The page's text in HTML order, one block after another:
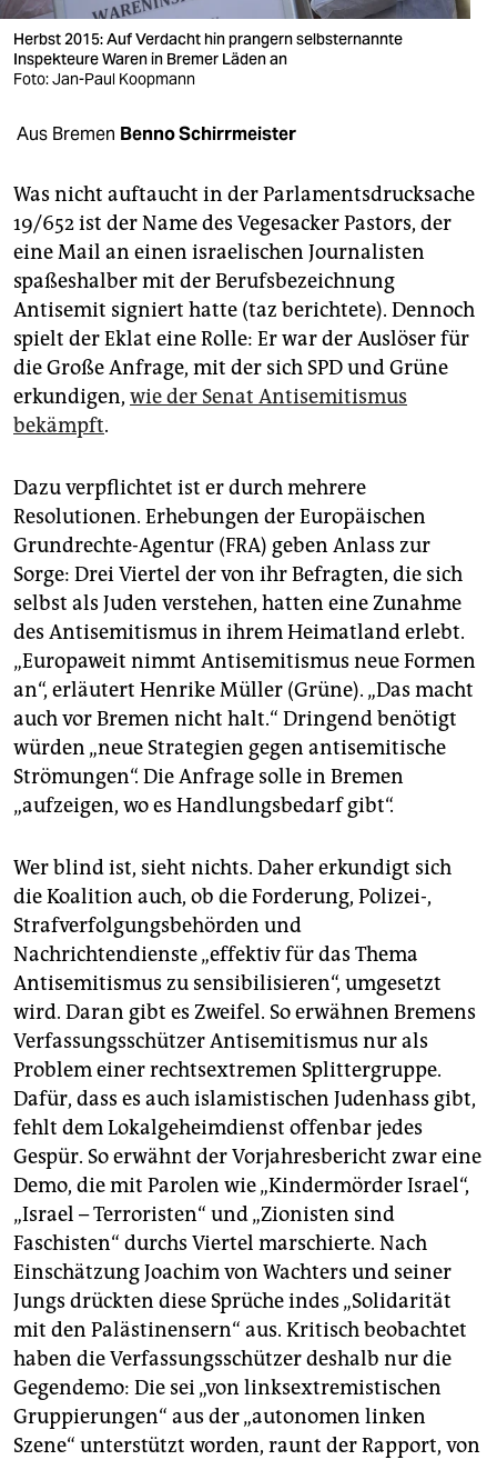
verlag
verlag
shop
fragen & hilfe
unterstützen
abo
genossenschaft
epaper login
Herbst 2015: Auf Verdacht hin prangern selbsternannte
Inspekteure Waren in Bremer Läden an
Foto: Jan-Paul Koopmann
Aus Bremen Benno Schirrmeister
Was nicht auftaucht in der Parlamentsdrucksache
19/652 ist der Name des Vegesacker Pastors, der
eine Mail an einen israelischen Journalisten
spaßeshalber mit der Berufsbezeichnung
Antisemit signiert hatte (taz berichtete). Dennoch
spielt der Eklat eine Rolle: Er war der Auslöser für
die Große Anfrage, mit der sich SPD und Grüne
erkundigen, wie der Senat Antisemitismus
bekämpft.
Dazu verpflichtet ist er durch mehrere
Resolutionen. Erhebungen der Europäischen
Grundrechte-Agentur (FRA) geben Anlass zur
Sorge: Drei Viertel der von ihr Befragten, die sich
selbst als Juden verstehen, hatten eine Zunahme
des Antisemitismus in ihrem Heimatland erlebt.
„Europaweit nimmt Antisemitismus neue Formen
an“, erläutert Henrike Müller (Grüne). „Das macht
auch vor Bremen nicht halt.“ Dringend benötigt
würden „neue Strategien gegen antisemitische
Strömungen“. Die Anfrage solle in Bremen
„aufzeigen, wo es Handlungsbedarf gibt“.
Wer blind ist, sieht nichts. Daher erkundigt sich
die Koalition auch, ob die Forderung, Polizei-,
Strafverfolgungsbehörden und
Nachrichtendienste „effektiv für das Thema
Antisemitismus zu sensibilisieren“, umgesetzt
wird. Daran gibt es Zweifel. So erwähnen Bremens
Verfassungsschützer Antisemitismus nur als
Problem einer rechtsextremen Splittergruppe.
Dafür, dass es auch islamistischen Judenhass gibt,
fehlt dem Lokalgeheimdienst offenbar jedes
Gespür. So erwähnt der Vorjahresbericht zwar eine
Demo, die mit Parolen wie „Kindermörder Israel“,
„Israel – Terroristen“ und „Zionisten sind
Faschisten“ durchs Viertel marschierte. Nach
Einschätzung Joachim von Wachters und seiner
Jungs drückten diese Sprüche indes „Solidarität
mit den Palästinensern“ aus. Kritisch beobachtet
haben die Verfassungsschützer deshalb nur die
Gegendemo: Die sei „von linksextremistischen
Gruppierungen“ aus der „autonomen linken
Szene“ unterstützt worden, raunt der Rapport, von